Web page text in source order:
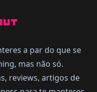
a par do que se
mas não só.
reviews, artigos de